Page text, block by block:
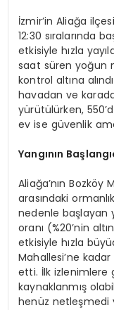
İzmir’in Aliağa
12:30 sıralarında
etkisiyle hızla
saat süren yoğun
kontrol altına
havadan ve
yürütülürken,
ev ise güvenlik
Yangının
Aliağa’nın Bozköy
arasındaki
nedenle başlayan
oranı (%20’nin
etkisiyle hızla
Mahallesi’ne
etti. İlk izlenimlere
kaynaklanmış
henüz netleşmedi